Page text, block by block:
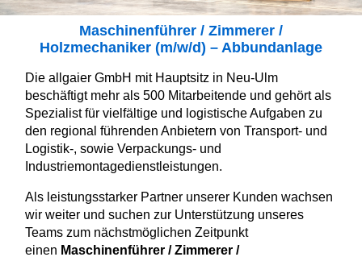
Karte anzeigen